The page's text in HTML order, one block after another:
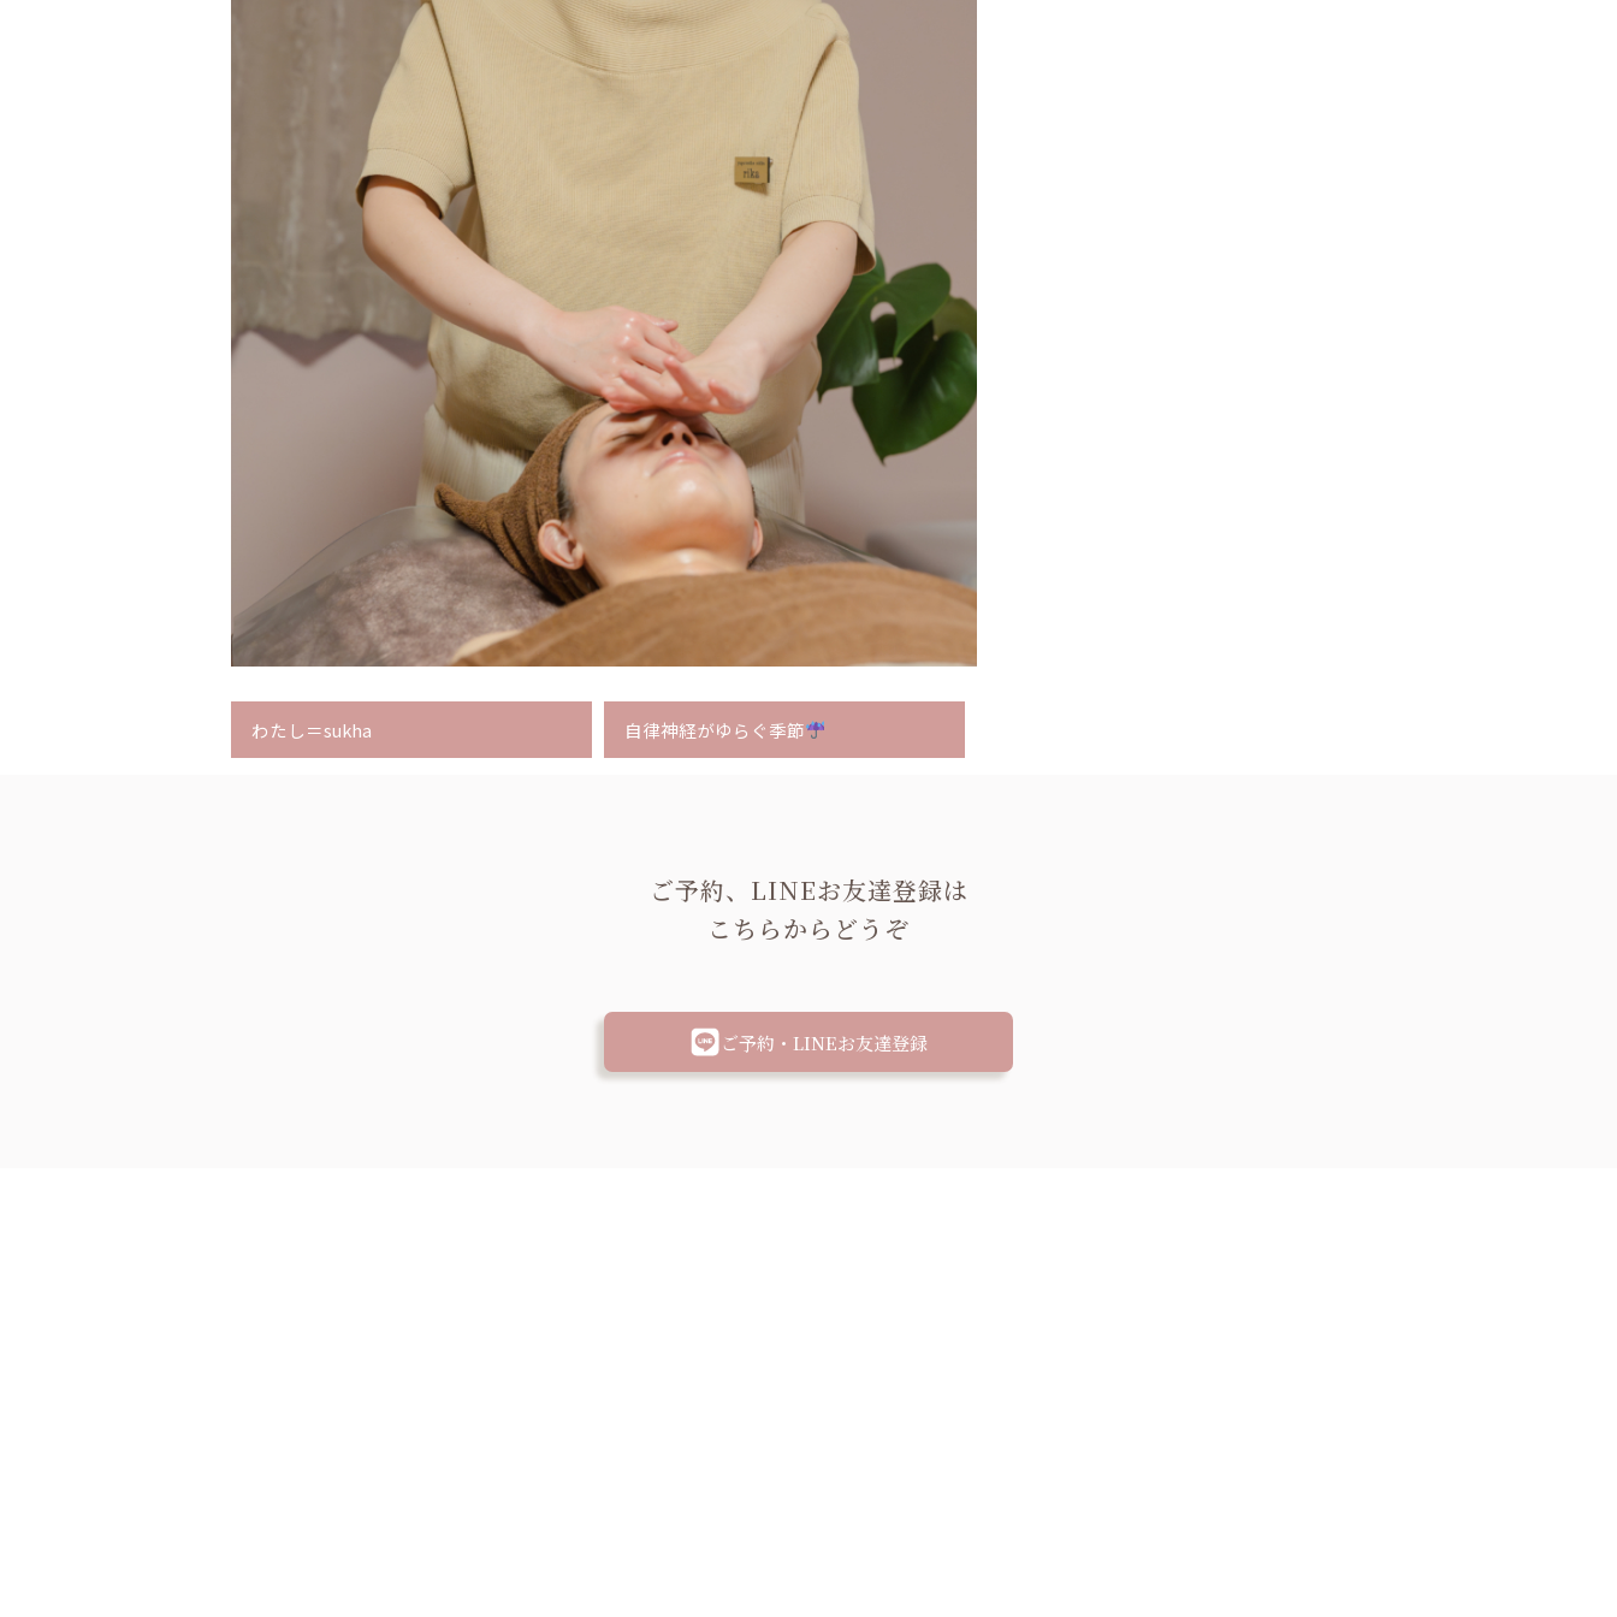
わたし＝sukha 自律神経がゆらぐ季節
ご予約、LINEお友達登録は
こちらからどうぞ
ご予約・LINEお友達登録